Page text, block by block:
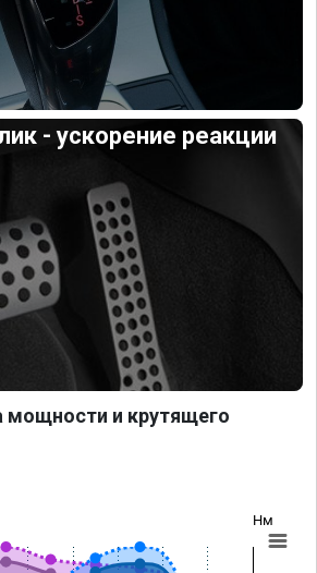
- ускорение реакции
мощности и крутящего
Нм